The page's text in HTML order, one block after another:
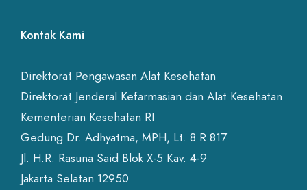
Kontak Kami
Direktorat Pengawasan Alat Kesehatan
Direktorat Jenderal Kefarmasian dan Alat Kesehatan
Kementerian Kesehatan RI
Gedung Dr. Adhyatma, MPH, Lt. 8 R.817
Jl. H.R. Rasuna Said Blok X-5 Kav. 4-9
Jakarta Selatan 12950